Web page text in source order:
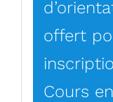
offert
Cours